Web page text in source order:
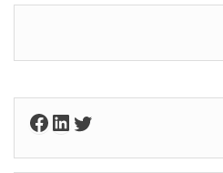
Facebook
LinkedIn
Twitter